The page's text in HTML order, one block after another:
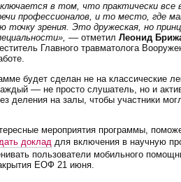
в том, что практически все
профессионалов, и то место, где
зрения. Это дружеская, но
–– отметил Леонид
Главного травматолога
будет сделан не на классические
–– не просто слушатель, но и
деления на залы, чтобы участники
мероприятия программы,
докладдля включения в научную
пользователи мобильного
ЕОФ 21 июня.